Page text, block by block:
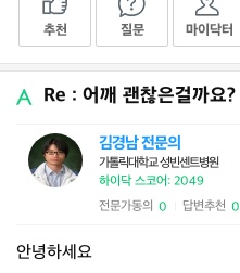
추천 질문 마이닥터
Re : 어깨 괜찮은걸까요?
김경남 전문의
가톨릭대학교 성빈센트병원
하이닥 스코어: 2049
전문가동의 0 답변추천 0
안녕하세요